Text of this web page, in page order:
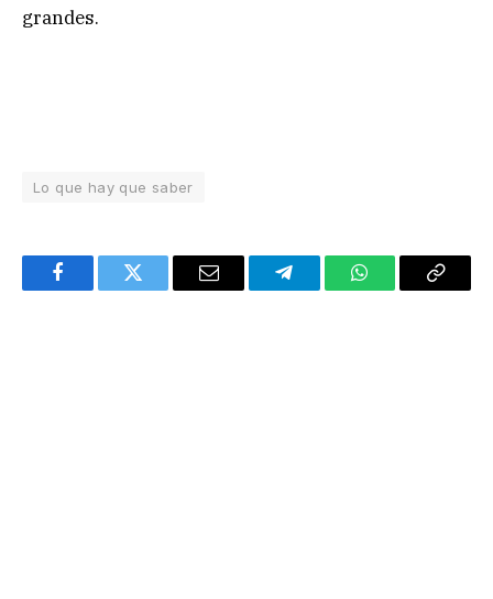
grandes.
Lo que hay que saber
FacebookTwitter Email TelegramWhatsAppCopy